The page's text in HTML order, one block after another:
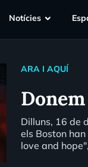
Notícies
ARA I AQUÍ
Dilluns, 16 de
els Boston
love and